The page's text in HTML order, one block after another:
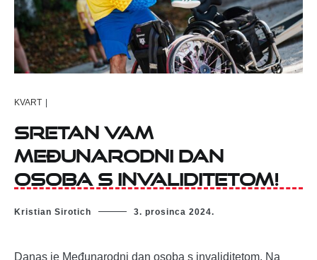
KVART |
SRETAN VAM
MEĐUNARODNI DAN
OSOBA S INVALIDITETOM!
Kristian Sirotich 3. prosinca 2024.
Danas je Međunarodni dan osoba s invaliditetom. Na